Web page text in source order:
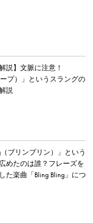
説】文脈に注意！
ープ）」というスラングの
説
（ブリンブリン）」という
めたのは誰？フレーズを
た楽曲「Bling Bling」につ